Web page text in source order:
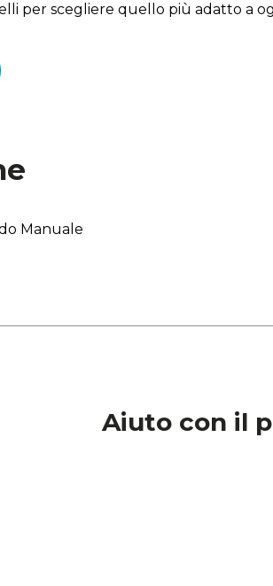
per scegliere quello più adatto a
Manuale
Aiuto con il